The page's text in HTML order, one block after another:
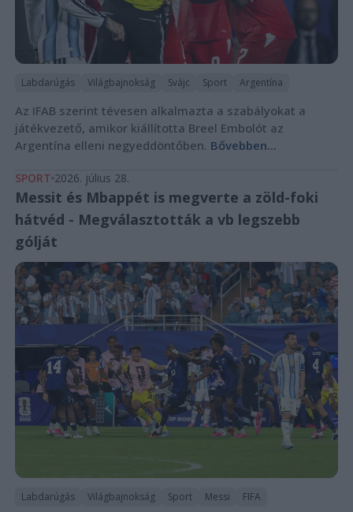
Labdarúgás Világbajnokság Svájc Sport Argentína
Az IFAB szerint tévesen alkalmazta a szabályokat a
játékvezető, amikor kiállította Breel Embolót az
Argentína elleni negyeddöntőben. Bővebben...
SPORT 2026. július 28.
Messit és Mbappét is megverte a zöld-foki
hátvéd - Megválasztották a vb legszebb
gólját
Labdarúgás Világbajnokság Sport Messi FIFA